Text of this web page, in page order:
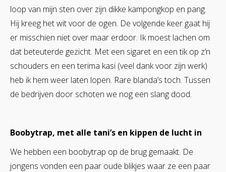
loop van mijn sten over zijn dikke kampongkop en pang.
Hij kreeg het wit voor de ogen. De volgende keer gaat hij
er misschien niet over maar erdoor. Ik moest lachen om
dat beteuterde gezicht. Met een sigaret en een tik op z’n
schouders en een terima kasi (veel dank voor zijn werk)
heb ik hem weer laten lopen. Rare blanda’s toch. Tussen
de bedrijven door schoten we nog een slang dood.
Boobytrap, met alle tani’s en kippen de lucht in
We hebben een boobytrap op de brug gemaakt. De
jongens vonden een paar oude blikjes waar ze een paar